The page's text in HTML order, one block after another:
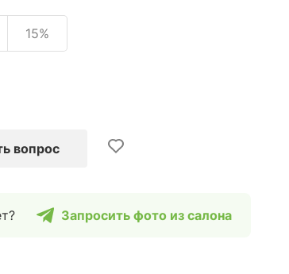
15%
вопрос
Запросить фото из салона